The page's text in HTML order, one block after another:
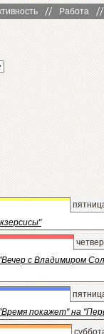
Работа
с Владимиром
покажет" на